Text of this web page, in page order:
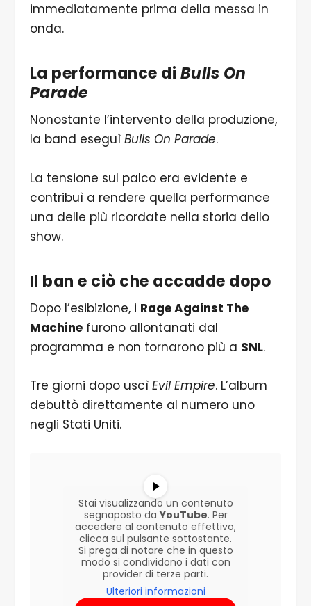
immediatamente prima della messa in
onda.
La performance di Bulls On
Parade
Nonostante l’intervento della produzione,
la band eseguì Bulls On Parade.
La tensione sul palco era evidente e
contribuì a rendere quella performance
una delle più ricordate nella storia dello
show.
Il ban e ciò che accadde dopo
Dopo l’esibizione, i Rage Against The
Machinefurono allontanati dal
programma e non tornarono più a SNL.
Tre giorni dopo uscì Evil Empire. L’album
debuttò direttamente al numero uno
negli Stati Uniti.
Stai visualizzando un contenuto
segnaposto daYouTube. Per
accedere al contenuto effettivo,
clicca sul pulsante sottostante.
Si prega di notare che in questo
modo si condividono i dati con
provider di terze parti.
Ulteriori informazioni